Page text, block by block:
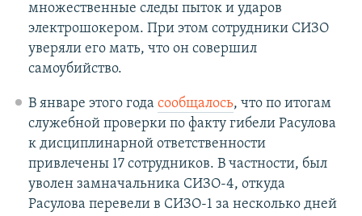
множественные следы пыток и ударов
электрошокером. При этом сотрудники СИЗО
уверяли его мать, что он совершил
самоубийство.
В январе этого года сообщалось, что по итогам
служебной проверки по факту гибели Расулова
к дисциплинарной ответственности
привлечены 17 сотрудников. В частности, был
уволен замначальника СИЗО-4, откуда
Расулова перевели в СИЗО-1 за несколько дней